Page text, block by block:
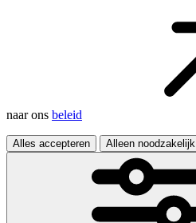
naar ons beleid
Alles accepteren Alleen noodzakelijk